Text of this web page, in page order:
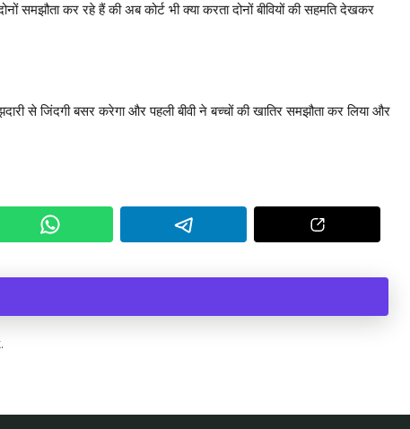
समझौता कर रहे हैं की अब कोर्ट भी क्या करता दोनों बीवियों की सहमति देखकर
से जिंदगी बसर करेगा और पहली बीवी ने बच्चों की खातिर समझौता कर लिया और